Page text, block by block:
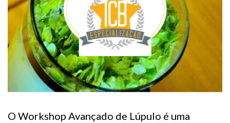
O Workshop Avançado de Lúpulo é uma